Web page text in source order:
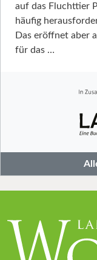
auf das Fluchttier
häufig
Das eröffnet aber
für das …